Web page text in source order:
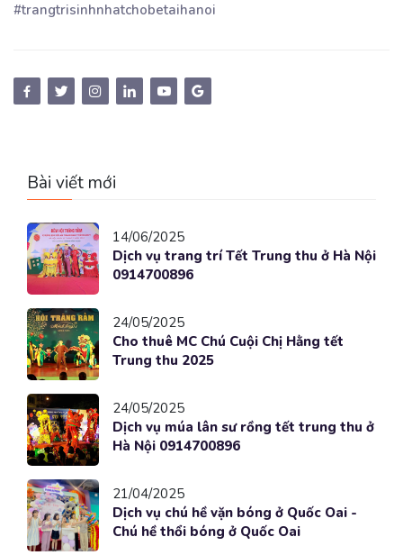
#trangtrisinhnhatchobetaihanoi
Bài viết mới
14/06/2025
Dịch vụ trang trí Tết Trung thu ở Hà Nội
0914700896
24/05/2025
Cho thuê MC Chú Cuội Chị Hằng tết
Trung thu 2025
24/05/2025
Dịch vụ múa lân sư rồng tết trung thu ở
Hà Nội 0914700896
21/04/2025
Dịch vụ chú hề vặn bóng ở Quốc Oai -
Chú hề thổi bóng ở Quốc Oai